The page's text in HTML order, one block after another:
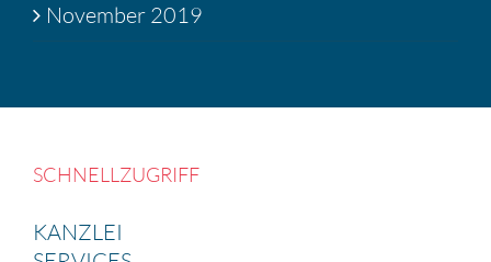
November 2019
SCHNELL­ZU­GRIFF
KANZLEI